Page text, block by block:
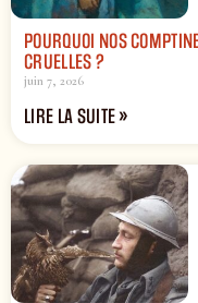
POURQUOI NOS
CRUELLES ?
juin 7, 2026
LIRE LA SUITE »